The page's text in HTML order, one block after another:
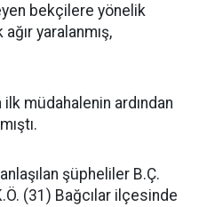
bekçilere yönelik
yaralanmış,
müdahalenin ardından
şüpheliler B.Ç.
(31) Bağcılar ilçesinde